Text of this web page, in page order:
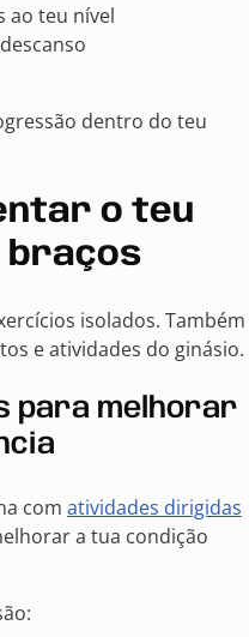
ao teu nível
dentro do teu
o teu
braços
isolados. Também
e atividades do ginásio.
para melhorar
com atividades dirigidas
a tua condição